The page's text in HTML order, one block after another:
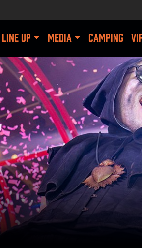
LINE UP MEDIA CAMPING